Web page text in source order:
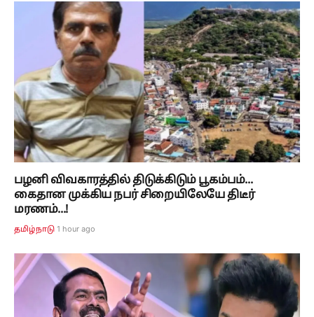
பழனி விவகாரத்தில் திடுக்கிடும் பூகம்பம்...
கைதான முக்கிய நபர் சிறையிலேயே திடீர்
மரணம்...!
தமிழ்நாடு 1 hour ago